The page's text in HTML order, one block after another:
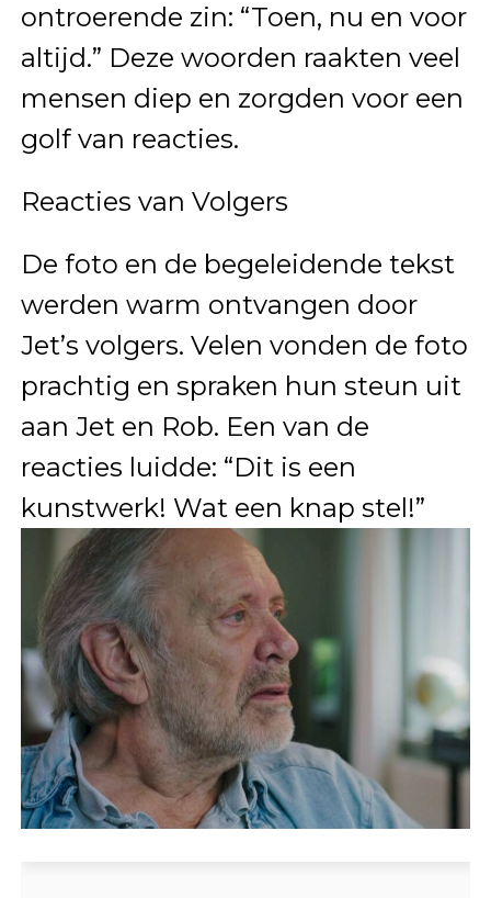
ontroerende zin: “Toen, nu en voor
altijd.” Deze woorden raakten veel
mensen diep en zorgden voor een
golf van reacties.
Reacties van Volgers
De foto en de begeleidende tekst
werden warm ontvangen door
Jet’s volgers. Velen vonden de foto
prachtig en spraken hun steun uit
aan Jet en Rob. Een van de
reacties luidde: “Dit is een
kunstwerk! Wat een knap stel!”